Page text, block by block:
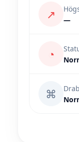
↗
—
◔
⌘